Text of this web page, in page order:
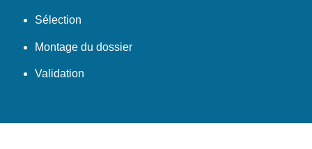
Sélection
Montage du dossier
Validation